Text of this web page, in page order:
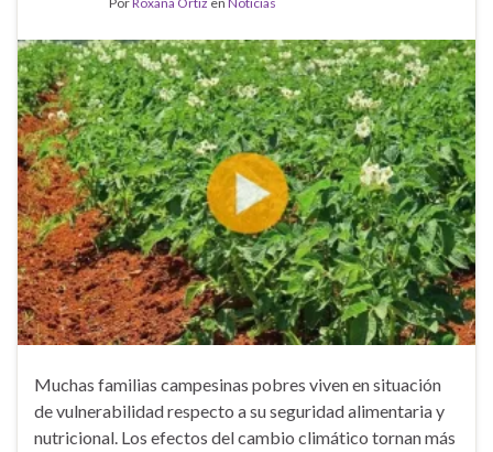
Muchas familias campesinas pobres viven en situación
de vulnerabilidad respecto a su seguridad alimentaria y
nutricional. Los efectos del cambio climático tornan más